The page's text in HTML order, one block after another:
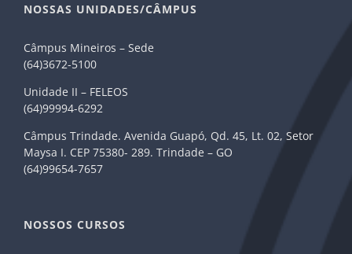
NOSSAS UNIDADES/CÂMPUS
Câmpus Mineiros – Sede
(64)3672-5100
Unidade II – FELEOS
(64)99994-6292
Câmpus Trindade. Avenida Guapó, Qd. 45, Lt. 02, Setor
Maysa I. CEP 75380- 289. Trindade – GO
(64)99654-7657
NOSSOS CURSOS